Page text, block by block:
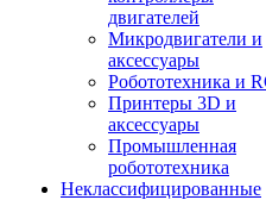
двигателей
Микродвигатели и
аксессуары
Робототехника и
Принтеры 3D и
аксессуары
Промышленная
робототехника
Неклассифицированные